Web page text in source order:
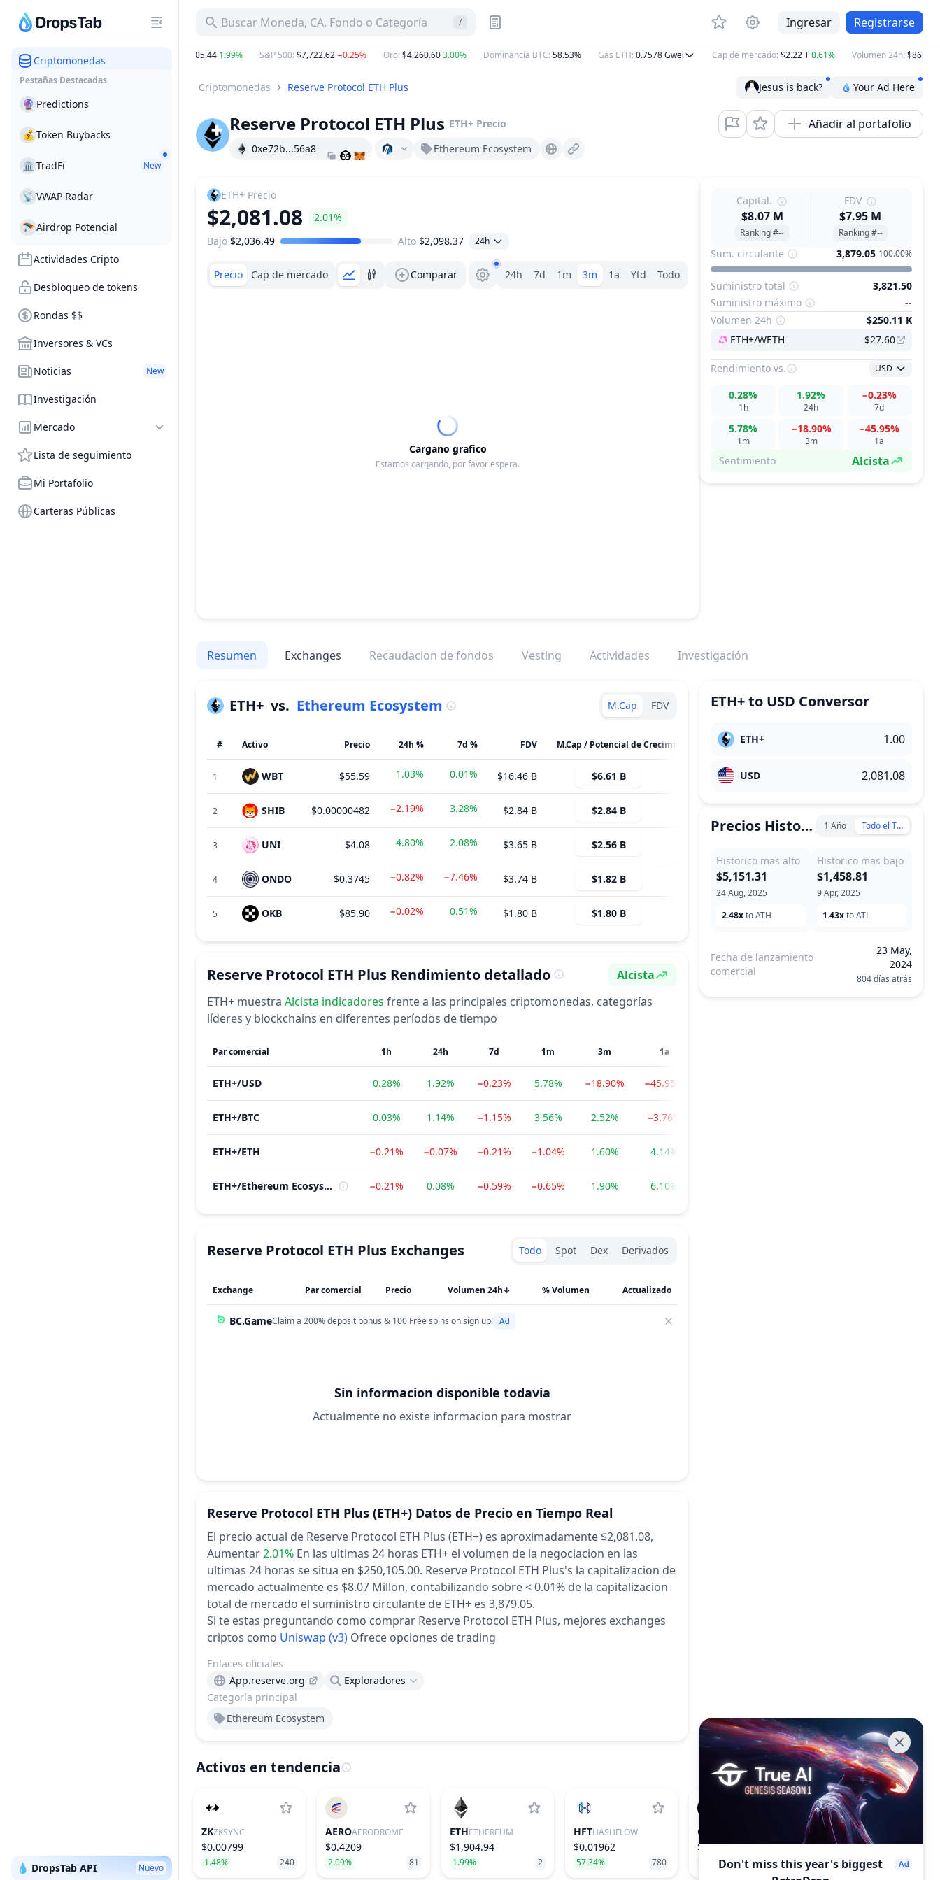
Criptomonedas
Pestañas Destacadas
🔮 Predictions
💰 Token Buybacks
🏛 TradFi New
📡 VWAP Radar
🪂Airdrop Potencial
Actividades Cripto
Desbloqueo de tokens
Rondas $$
Inversores & VCs
Noticias New
Investigación
Mercado
Lista de seguimiento
Mi Portafolio
Carteras Públicas
💧 DropsTab API Nuevo
Buscar Moneda, CA, Fondo o Categoría / Ingresar Registrarse
BTC: $64,660.23 $1,905.441.99% S&P 500:$7,722.62−0.25% Oro:$4,260.603.00% Dominancia BTC:58.53% Gas ETH:0.7578Gwei Cap de mercado:$2.22 T0.61% Volumen 24h:$86.97 B
Criptomonedas Reserve Protocol ETH Plus Jesus is back? Your Ad Here
Reserve Protocol ETH Plus ETH+ Precio Añadir al portafolio
0xe72b...56a8 Ethereum Ecosystem App.reserve.org
ETH+ Precio
$2,081.08 2.01%
Rango de precio
Bajo $2,036.49 Alto $2,098.37 24h
Precio Cap de mercado Comparar Selector de rango
24h 7d 1m 3m 1a Ytd Todo
Cargano grafico
Estamos cargando, por favor espera.
Capital.
$8.07 M
Ranking #--
FDV
$7.95 M
Ranking #--
Sum. circulante 3,879.05 100.00%
Suministro total
3,821.50
Suministro máximo
--
Volumen 24h
$250.11 K
ETH+/WETH
$27.60
Rendimiento vs. USD
1h
0.28%
24h
1.92%
7d
−0.23%
1m
5.78%
3m
−18.90%
1a
−45.95%
Sentimiento Alcista
Resumen Exchanges Recaudacion de fondos Vesting Actividades Investigación
ETH+ vs. Ethereum Ecosystem M.Cap FDV
# Activo Precio 24h % 7d % FDV
1 WBT $55.59 1.03% 0.01% $16.46 B $6.61 B
2 SHIB $0.00000482 −2.19% 3.28% $2.84 B $2.84 B
3 UNI $4.08 4.80% 2.08% $3.65 B $2.56 B
4 ONDO $0.3745 −0.82% −7.46% $3.74 B $1.82 B
5 OKB $85.90 −0.02% 0.51% $1.80 B $1.80 B
Reserve Protocol ETH Plus Rendimiento detallado Sentimiento
Alcista
ETH+ muestra Alcista indicadores frente a las principales criptomonedas, categorías
líderes y blockchains en diferentes períodos de tiempo
Par comercial 1h 24h 7d 1m 3m 1a
ETH+/USD 0.28% 1.92% −0.23% 5.78% −18.90% −45.95%
ETH+/BTC 0.03% 1.14% −1.15% 3.56% 2.52% −3.76%
ETH+/ETH −0.21% −0.07% −0.21% −1.04% 1.60% 4.14%
ETH+/ Ethereum Ecosystem −0.21% 0.08% −0.59% −0.65% 1.90% 6.10%
ETH+to USD Conversor
ETH+
USD
Precios Historicos 1 Año Todo el Tiempo
Historico mas alto
24 Aug, 2025
$5,151.31
2.48xto ATH
Historico mas bajo
9 Apr, 2025
$1,458.81
1.43xto ATL
Fecha de lanzamiento
comercial
23 May,
2024
804 días atrás
Reserve Protocol ETH Plus Exchanges Exchanges type
Todo Spot Dex Derivados
Exchange Par comercial Precio ↓
Volumen 24h % Volumen Actualizado
BC.GameClaim a 200% deposit bonus & 100 Free spins on sign up!
Sin informacion disponible todavia
Actualmente no existe informacion para mostrar
Reserve Protocol ETH Plus (ETH+) Datos de Precio en Tiempo Real
El precio actual de Reserve Protocol ETH Plus (ETH+) es aproximadamente $2,081.08,
Aumentar2.01% En las ultimas 24 horas ETH+ el volumen de la negociacion en las
ultimas 24 horas se situa en $250,105.00. Reserve Protocol ETH Plus's la capitalizacion de
mercado actualmente es $8.07 Millon, contabilizando sobre < 0.01% de la capitalizacion
total de mercado el suministro circulante de ETH+ es 3,879.05.
Si te estas preguntando como comprar Reserve Protocol ETH Plus, mejores exchanges
criptos como Uniswap (v3) Ofrece opciones de trading
Categoría principal
Ethereum Ecosystem
Enlaces oficiales
App.reserve.org
Exploradores
Activos en tendencia
ZKZKSYNC
$0.00799
1.48% 240
AEROAERODROME
$0.4209
2.09% 81
ETHETHEREUM
$1,904.94
1.99% 2
HFTHASHFLOW
$0.01962
57.34% 780
CYS
$0.8435
61.43% 169
Don't miss this year's biggest